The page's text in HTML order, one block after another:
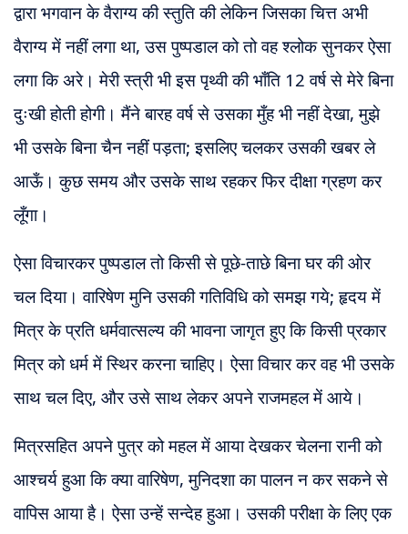
द्वारा भगवान के वैराग्य की स्तुति की लेकिन जिसका चित्त अभी
वैराग्य में नहीं लगा था, उस पुष्पडाल को तो वह श्लोक सुनकर ऐसा
लगा कि अरे। मेरी स्त्री भी इस पृथ्वी की भाँति 12 वर्ष से मेरे बिना
दुःखी होती होगी। मैंने बारह वर्ष से उसका मुँह भी नहीं देखा, मुझे
भी उसके बिना चैन नहीं पड़ता; इसलिए चलकर उसकी खबर ले
आऊँ। कुछ समय और उसके साथ रहकर फिर दीक्षा ग्रहण कर
लूँगा।
ऐसा विचारकर पुष्पडाल तो किसी से पूछे-ताछे बिना घर की ओर
चल दिया। वारिषेण मुनि उसकी गतिविधि को समझ गये; हृदय में
मित्र के प्रति धर्मवात्सल्य की भावना जागृत हुए कि किसी प्रकार
मित्र को धर्म में स्थिर करना चाहिए। ऐसा विचार कर वह भी उसके
साथ चल दिए, और उसे साथ लेकर अपने राजमहल में आये।
मित्रसहित अपने पुत्र को महल में आया देखकर चेलना रानी को
आश्चर्य हुआ कि क्या वारिषेण, मुनिदशा का पालन न कर सकने से
वापिस आया है। ऐसा उन्हें सन्देह हुआ। उसकी परीक्षा के लिए एक